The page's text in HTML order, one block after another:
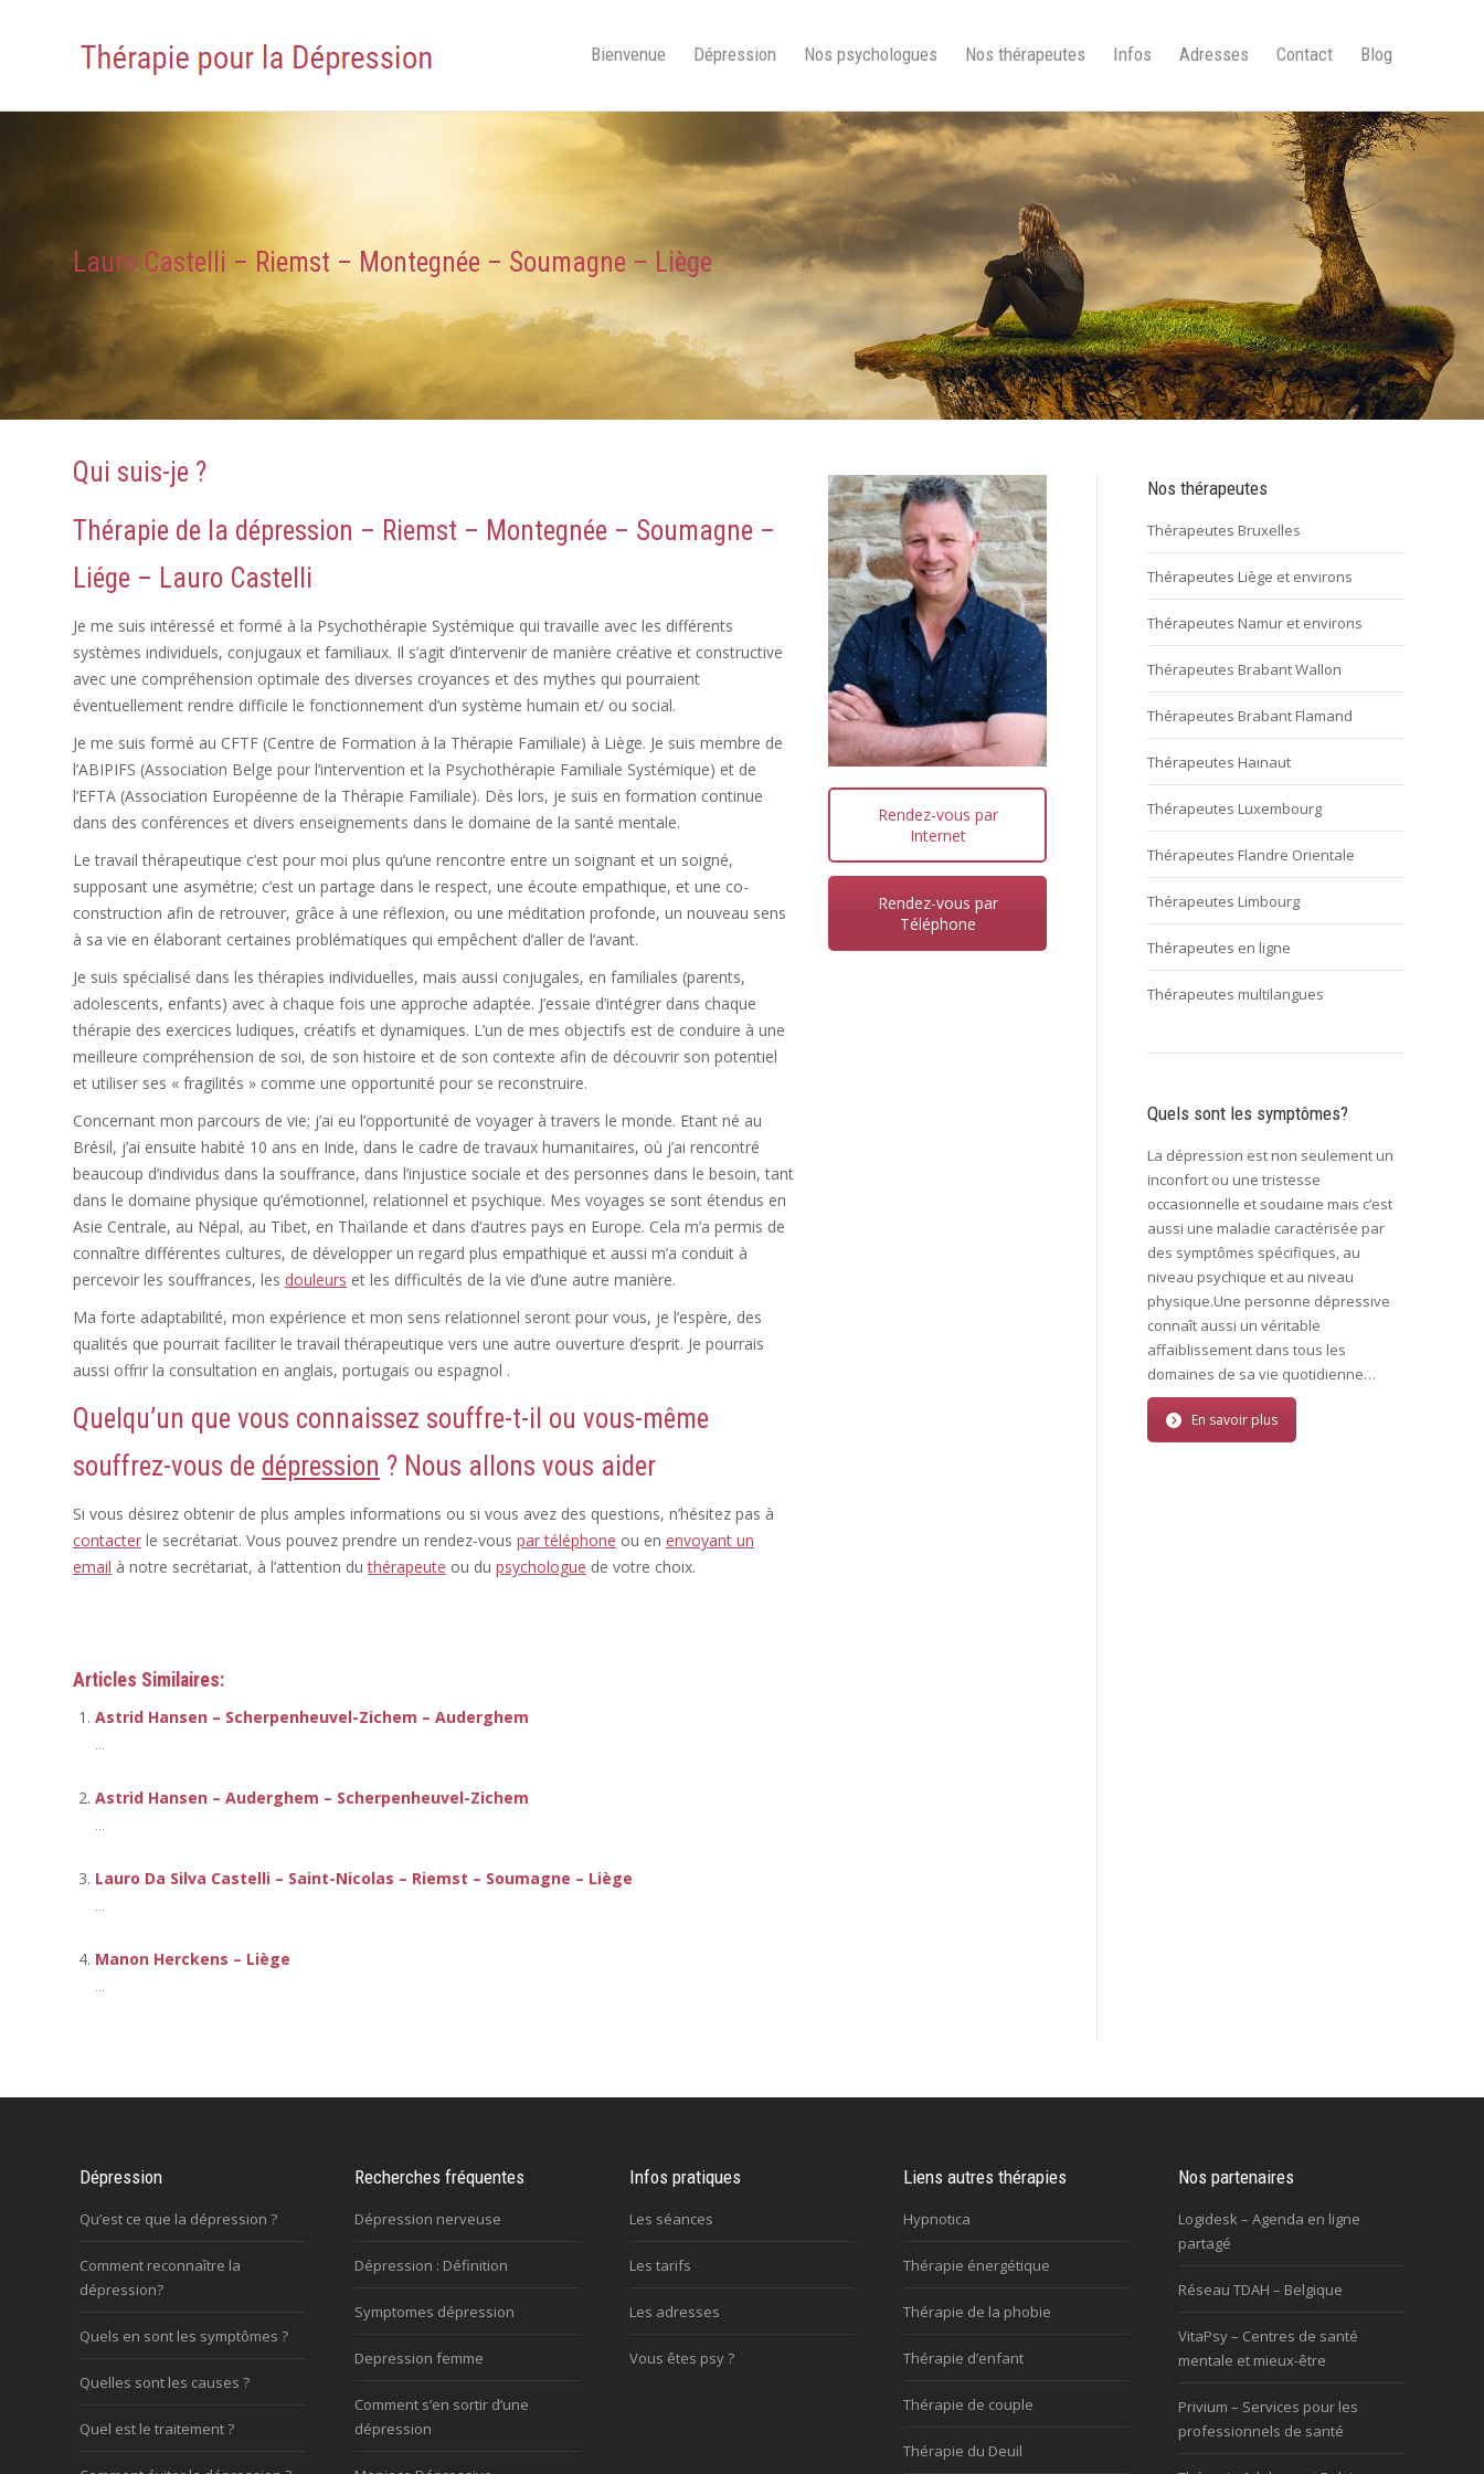
Bienvenue Dépression Nos psychologues Nos thérapeutes Infos Adresses Contact Blog
Lauro Castelli – Riemst – Montegnée – Soumagne – Liège
Qui suis-je ?
Thérapie de la dépression – Riemst – Montegnée – Soumagne –
Liége – Lauro Castelli
Je me suis intéressé et formé à la Psychothérapie Systémique qui travaille avec les différents
systèmes individuels, conjugaux et familiaux. Il s’agit d’intervenir de manière créative et constructive
avec une compréhension optimale des diverses croyances et des mythes qui pourraient
éventuellement rendre difficile le fonctionnement d’un système humain et/ ou social.
Je me suis formé au CFTF (Centre de Formation à la Thérapie Familiale) à Liège. Je suis membre de
l’ABIPIFS (Association Belge pour l’intervention et la Psychothérapie Familiale Systémique) et de
l’EFTA (Association Européenne de la Thérapie Familiale). Dès lors, je suis en formation continue
dans des conférences et divers enseignements dans le domaine de la santé mentale.
Le travail thérapeutique c’est pour moi plus qu’une rencontre entre un soignant et un soigné,
supposant une asymétrie; c’est un partage dans le respect, une écoute empathique, et une co-
construction afin de retrouver, grâce à une réflexion, ou une méditation profonde, un nouveau sens
à sa vie en élaborant certaines problématiques qui empêchent d’aller de l’avant.
Je suis spécialisé dans les thérapies individuelles, mais aussi conjugales, en familiales (parents,
adolescents, enfants) avec à chaque fois une approche adaptée. J’essaie d’intégrer dans chaque
thérapie des exercices ludiques, créatifs et dynamiques. L’un de mes objectifs est de conduire à une
meilleure compréhension de soi, de son histoire et de son contexte afin de découvrir son potentiel
et utiliser ses « fragilités » comme une opportunité pour se reconstruire.
Concernant mon parcours de vie; j’ai eu l’opportunité de voyager à travers le monde. Etant né au
Brésil, j’ai ensuite habité 10 ans en Inde, dans le cadre de travaux humanitaires, où j’ai rencontré
beaucoup d’individus dans la souffrance, dans l’injustice sociale et des personnes dans le besoin, tant
dans le domaine physique qu’émotionnel, relationnel et psychique. Mes voyages se sont étendus en
Asie Centrale, au Népal, au Tibet, en Thaïlande et dans d’autres pays en Europe. Cela m’a permis de
connaître différentes cultures, de développer un regard plus empathique et aussi m’a conduit à
percevoir les souffrances, les douleurs et les difficultés de la vie d’une autre manière.
Ma forte adaptabilité, mon expérience et mon sens relationnel seront pour vous, je l’espère, des
qualités que pourrait faciliter le travail thérapeutique vers une autre ouverture d’esprit. Je pourrais
aussi offrir la consultation en anglais, portugais ou espagnol .
Quelqu’un que vous connaissez souffre-t-il ou vous-même
souffrez-vous de dépression ? Nous allons vous aider
Si vous désirez obtenir de plus amples informations ou si vous avez des questions, n’hésitez pas à
contacter le secrétariat. Vous pouvez prendre un rendez-vous par téléphone ou en envoyant un
email à notre secrétariat, à l’attention duthérapeute ou du psychologue de votre choix.
Rendez-vous par
Internet
Rendez-vous par
Téléphone
Articles Similaires:
Astrid Hansen – Scherpenheuvel-Zichem – Auderghem
...
Astrid Hansen – Auderghem – Scherpenheuvel-Zichem
...
Lauro Da Silva Castelli – Saint-Nicolas – Riemst – Soumagne – Liège
...
Manon Herckens – Liège
...
Nos thérapeutes
Thérapeutes Bruxelles
Thérapeutes Liège et environs
Thérapeutes Namur et environs
Thérapeutes Brabant Wallon
Thérapeutes Brabant Flamand
Thérapeutes Hainaut
Thérapeutes Luxembourg
Thérapeutes Flandre Orientale
Thérapeutes Limbourg
Thérapeutes en ligne
Thérapeutes multilangues
Quels sont les symptômes?
La dépression est non seulement un
inconfort ou une tristesse
occasionnelle et soudaine mais c’est
aussi une maladie caractérisée par
des symptômes spécifiques, au
niveau psychique et au niveau
physique.Une personne dépressive
connaît aussi un véritable
affaiblissement dans tous les
domaines de sa vie quotidienne…
En savoir plus
Dépression
Qu’est ce que la dépression ?
Comment reconnaître la
dépression?
Quels en sont les symptômes ?
Quelles sont les causes ?
Quel est le traitement ?
Recherches fréquentes
Dépression nerveuse
Dépression : Définition
Symptomes dépression
Depression femme
Comment s’en sortir d’une
dépression
Infos pratiques
Les séances
Les tarifs
Les adresses
Vous êtes psy ?
Liens autres thérapies
Hypnotica
Thérapie énergétique
Thérapie de la phobie
Thérapie d’enfant
Thérapie de couple
Thérapie du Deuil
Nos partenaires
Logidesk – Agenda en ligne
partagé
Réseau TDAH – Belgique
VitaPsy – Centres de santé
mentale et mieux-être
Privium – Services pour les
professionnels de santé